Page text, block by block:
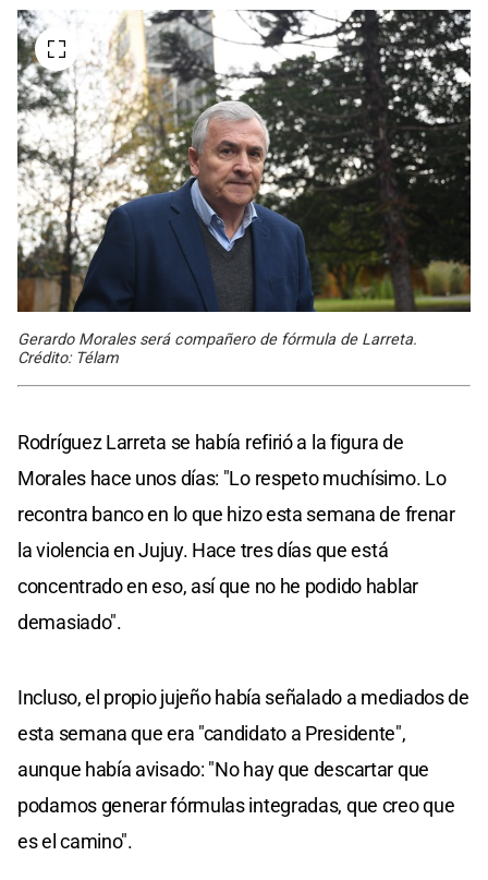
Gerardo Morales será compañero de fórmula de Larreta.
Crédito: Télam
Rodríguez Larreta se había refirió a la figura de
Morales hace unos días: "Lo respeto muchísimo. Lo
recontra banco en lo que hizo esta semana de frenar
la violencia en Jujuy. Hace tres días que está
concentrado en eso, así que no he podido hablar
demasiado".
Incluso, el propio jujeño había señalado a mediados de
esta semana que era "candidato a Presidente",
aunque había avisado: "No hay que descartar que
podamos generar fórmulas integradas, que creo que
es el camino".